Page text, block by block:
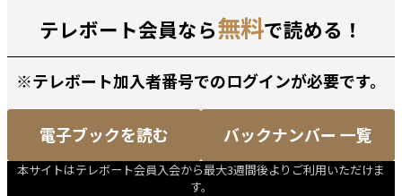
テレボート会員なら無料で読める！
※テレボート加入者番号でのログインが必要です。
電子ブックを読む バックナンバー 一覧
本サイトはテレボート会員入会から最大3週間後よりご利用いただけま
す。